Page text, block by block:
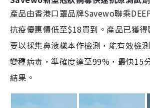
產品由香港口罩品牌Savewo聯乘
抗疫優惠價低至$18買到。產品已獲得
要以採集鼻液樣本作檢測，能有效檢
變種病毒，準確度達至99%，最快15
結果。